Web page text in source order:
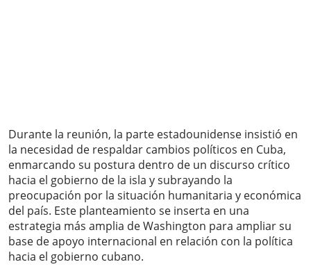
Durante la reunión, la parte estadounidense insistió en
la necesidad de respaldar cambios políticos en Cuba,
enmarcando su postura dentro de un discurso crítico
hacia el gobierno de la isla y subrayando la
preocupación por la situación humanitaria y económica
del país. Este planteamiento se inserta en una
estrategia más amplia de Washington para ampliar su
base de apoyo internacional en relación con la política
hacia el gobierno cubano.